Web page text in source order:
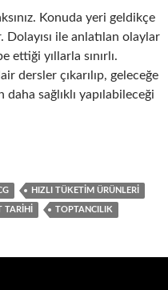
Konuda yeri geldikçe
Dolayısı ile anlatılan olaylar
ettiği yıllarla sınırlı.
dersler çıkarılıp, geleceğe
daha sağlıklı yapılabileceği
) toptan ticaretinin tarihsel
HIZLI TÜKETIM ÜRÜNLERI
TARIHI TOPTANCILIK